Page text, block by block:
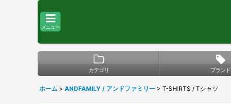
メニュー
カテゴリ ブランド
ホーム > ANDFAMILY / アンドファミリー > T-SHIRTS / Tシャツ